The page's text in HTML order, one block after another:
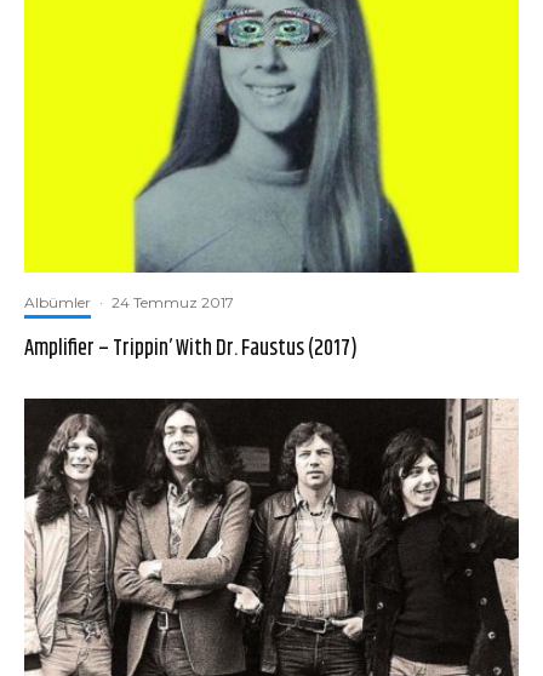
Albümler · 24 Temmuz 2017
Amplifier – Trippin’ With Dr. Faustus (2017)